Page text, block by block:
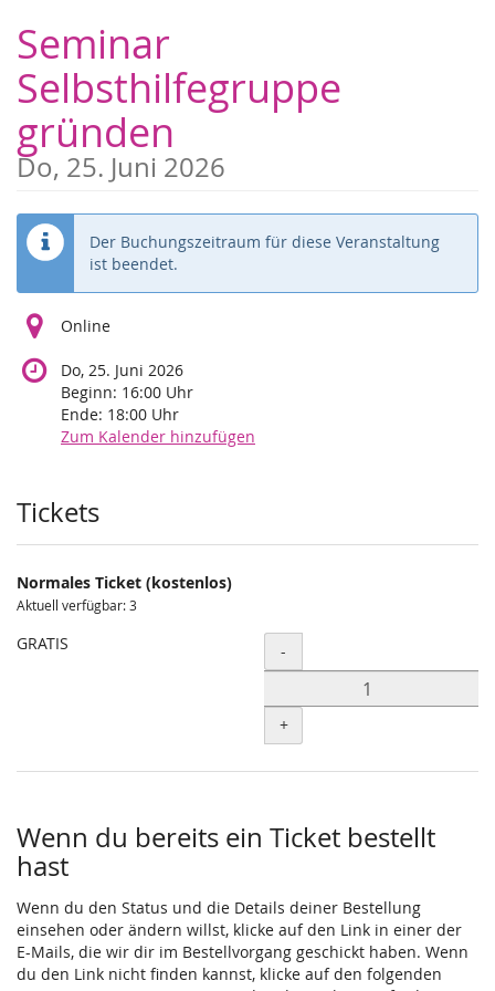
Haupt-
Inhalt
springen
Seminar
Selbsthilfegruppe
gründen
Do, 25. Juni 2026
Der Buchungszeitraum für diese Veranstaltung
ist beendet.
Online
Do, 25. Juni 2026
Beginn: 16:00 Uhr
Ende: 18:00 Uhr
Zum Kalender hinzufügen
Produkte
Tickets
Normales Ticket (kostenlos)
Aktuell verfügbar: 3
GRATIS Menge
-
+
Wenn du bereits ein Ticket bestellt
hast
Wenn du den Status und die Details deiner Bestellung
einsehen oder ändern willst, klicke auf den Link in einer der
E-Mails, die wir dir im Bestellvorgang geschickt haben. Wenn
du den Link nicht finden kannst, klicke auf den folgenden